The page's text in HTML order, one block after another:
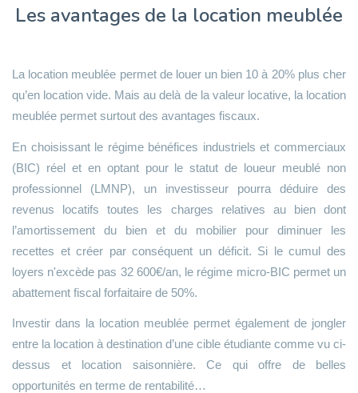
Les avantages de la location meublée
La location meublée permet de louer un bien 10 à 20% plus cher
qu’en location vide. Mais au delà de la valeur locative, la location
meublée permet surtout des avantages fiscaux.
En choisissant le régime bénéfices industriels et commerciaux
(BIC) réel et en optant pour le statut de loueur meublé non
professionnel (LMNP), un investisseur pourra déduire des
revenus locatifs toutes les charges relatives au bien dont
l’amortissement du bien et du mobilier pour diminuer les
recettes et créer par conséquent un déficit. Si le cumul des
loyers n'excède pas 32 600€/an, le régime micro-BIC permet un
abattement fiscal forfaitaire de 50%.
Investir dans la location meublée permet également de jongler
entre la location à destination d’une cible étudiante comme vu ci-
dessus et location saisonnière. Ce qui offre de belles
opportunités en terme de rentabilité…